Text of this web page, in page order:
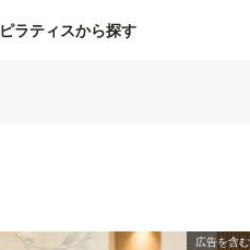
ピラティスから探す